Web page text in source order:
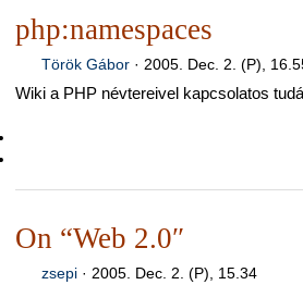
php:namespaces
Török Gábor· 2005. Dec. 2. (P),
Wiki a PHP névtereivel kapcsolatos
On “Web 2.0″
zsepi· 2005. Dec. 2. (P), 15.34